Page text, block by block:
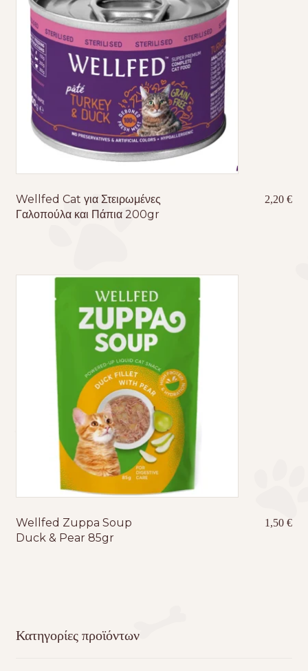
Wellfed Cat για Στειρωμένες
Γαλοπούλα και Πάπια 200gr
2,20€
Wellfed Zuppa Soup
Duck & Pear 85gr
1,50€
Κατηγορίες προϊόντων